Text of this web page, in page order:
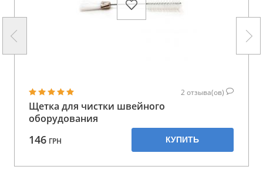
2 отзыва(ов)
Щетка для чистки швейного
оборудования
146 ГРН КУПИТЬ